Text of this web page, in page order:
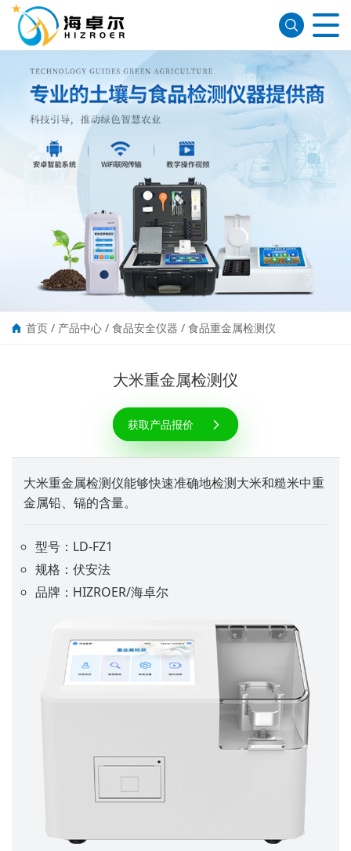
首页 / 产品中心 / 食品安全仪器 / 食品重金属检测仪
大米重金属检测仪
获取产品报价
大米重金属检测仪能够快速准确地检测大米和糙米中重
金属铅、镉的含量。
型号：LD-FZ1
规格：伏安法
品牌：HIZROER/海卓尔